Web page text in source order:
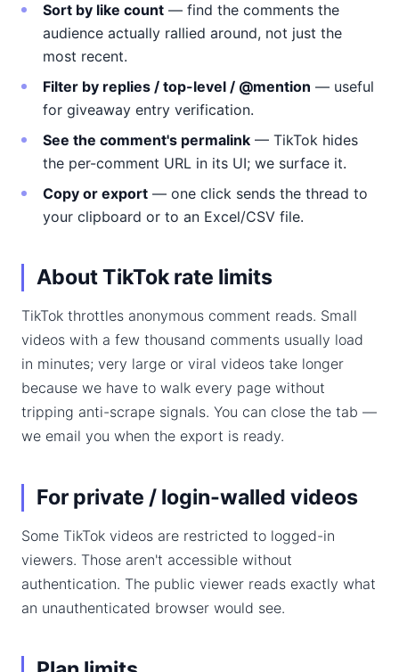
Sort by like count — find the comments the
audience actually rallied around, not just the
most recent.
Filter by replies / top-level / @mention — useful
for giveaway entry verification.
See the comment's permalink — TikTok hides
the per-comment URL in its UI; we surface it.
Copy or export — one click sends the thread to
your clipboard or to an Excel/CSV file.
About TikTok rate limits
TikTok throttles anonymous comment reads. Small
videos with a few thousand comments usually load
in minutes; very large or viral videos take longer
because we have to walk every page without
tripping anti-scrape signals. You can close the tab —
we email you when the export is ready.
For private / login-walled videos
Some TikTok videos are restricted to logged-in
viewers. Those aren't accessible without
authentication. The public viewer reads exactly what
an unauthenticated browser would see.